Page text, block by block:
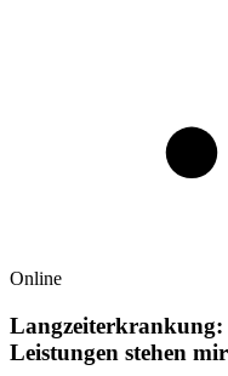
Online
Langzeiterkrankung:
Leistungen stehen